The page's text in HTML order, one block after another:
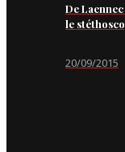
De
le
20/09/2015